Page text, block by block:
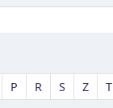
P R S Z T